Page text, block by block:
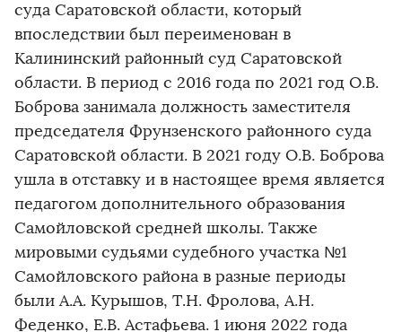
суда Саратовской области, который
впоследствии был переименован в
Калининский районный суд Саратовской
области. В период с 2016 года по 2021 год О.В.
Боброва занимала должность заместителя
председателя Фрунзенского районного суда
Саратовской области. В 2021 году О.В. Боброва
ушла в отставку и в настоящее время является
педагогом дополнительного образования
Самойловской средней школы. Также
мировыми судьями судебного участка №1
Самойловского района в разные периоды
были А.А. Курышов, Т.Н. Фролова, А.Н.
Феденко, Е.В. Астафьева. 1 июня 2022 года